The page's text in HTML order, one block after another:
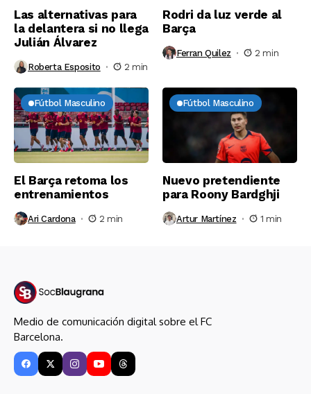
Las alternativas para
la delantera si no llega
Julián Álvarez
Roberta Esposito 2 min
Rodri da luz verde al
Barça
Ferran Quilez 2 min
Fútbol Masculino
El Barça retoma los
entrenamientos
Ari Cardona 2 min
Fútbol Masculino
Nuevo pretendiente
para Roony Bardghji
Artur Martínez 1 min
Medio de comunicación digital sobre el FC
Barcelona.